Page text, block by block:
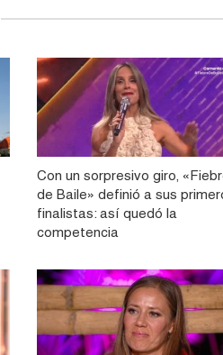
Con un sorpresivo giro,
de Baile» definió a sus
finalistas: así quedó la
competencia